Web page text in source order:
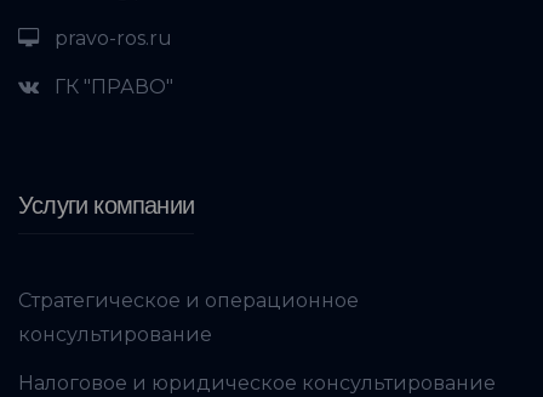
pravo-ros.ru
ГК "ПРАВО"
Услуги компании
Стратегическое и операционное
консультирование
Налоговое и юридическое консультирование